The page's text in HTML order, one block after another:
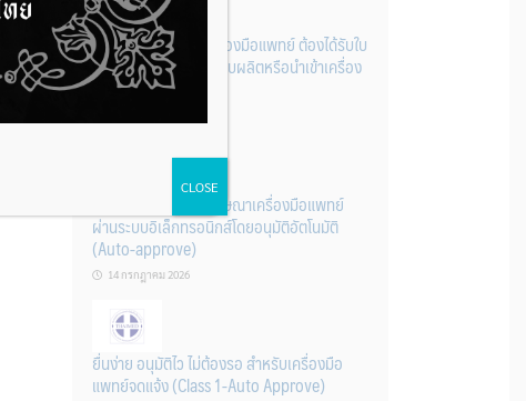
การนำเข้าหรือผลิตเครื่องมือแพทย์ ต้องได้รับใบ
จดทะเบียนสถานประกอบผลิตหรือนำเข้าเครื่อง
มือแพทย์ก่อนเท่านั้น
ระบบการขออนุญาตโฆษณาเครื่องมือแพทย์
ผ่านระบบอิเล็กทรอนิกส์โดยอนุมัติอัตโนมัติ
(Auto-approve)
14 กรกฎาคม 2026
ยื่นง่าย อนุมัติไว ไม่ต้องรอ สำหรับเครื่องมือ
แพทย์จดแจ้ง (Class 1-Auto Approve)
CLOSE